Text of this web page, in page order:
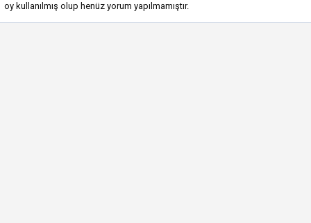
oy kullanılmış olup henüz yorum yapılmamıştır.